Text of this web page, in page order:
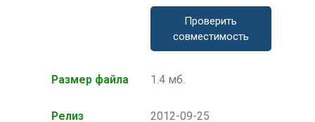
Проверить
совместимость
Размер файла 1.4 мб.
Релиз 2012-09-25